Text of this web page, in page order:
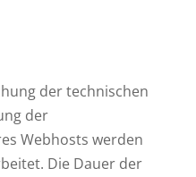
der technischen
der
Webhosts werden
Die Dauer der